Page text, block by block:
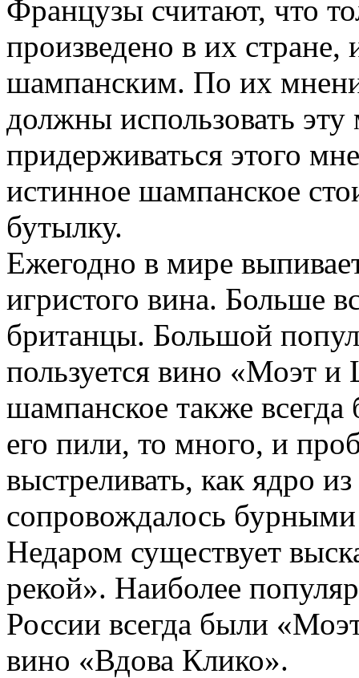
Французы считают, что
произведено в их стране,
шампанским. По их
должны использовать
придерживаться этого
истинное шампанское
бутылку.
Ежегодно в мире
игристого вина. Больше
британцы. Большой
пользуется вино «Моэт
шампанское также
его пили, то много, и
выстреливать, как ядро
сопровождалось
Недаром существует
рекой». Наиболее
России всегда были
вино «Вдова Клико».